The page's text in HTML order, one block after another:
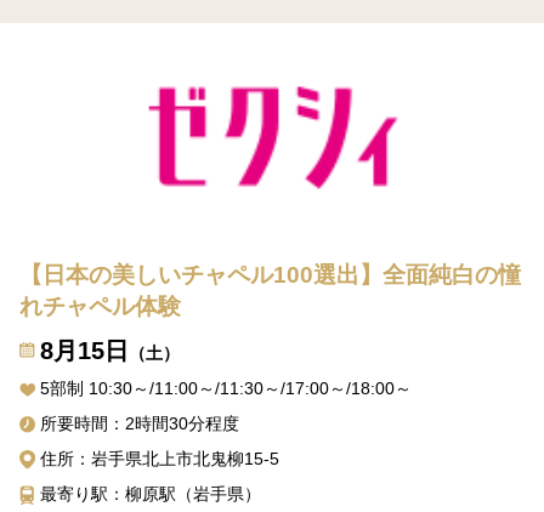
【日本の美しいチャペル100選出】全面純白の憧
れチャペル体験
8月15日
（土）
5部制 10:30～/11:00～/11:30～/17:00～/18:00～
所要時間：2時間30分程度
住所：岩手県北上市北鬼柳15-5
最寄り駅：柳原駅（岩手県）